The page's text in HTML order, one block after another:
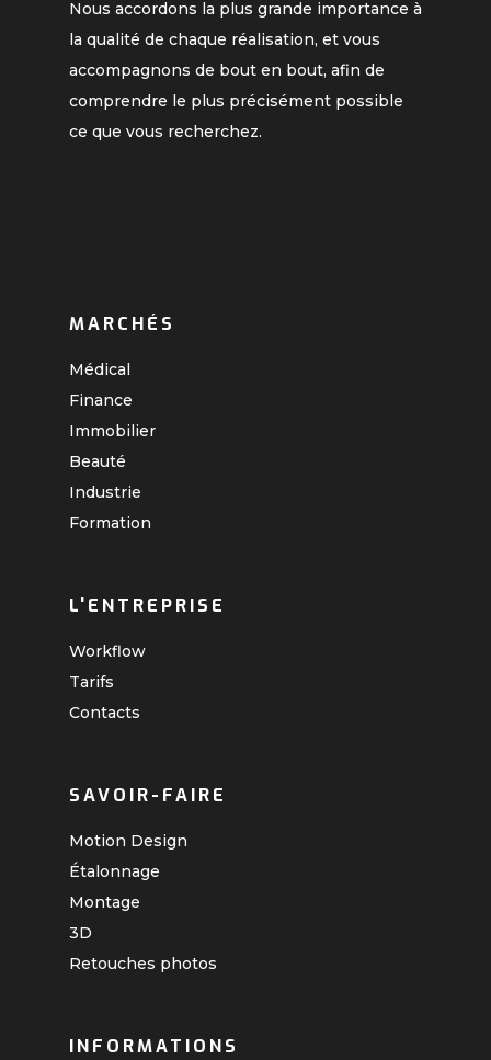
Nous accordons la plus grande importance à
la qualité de chaque réalisation, et vous
accompagnons de bout en bout, afin de
comprendre le plus précisément possible
ce que vous recherchez.
MARCHÉS
Médical
Finance
Immobilier
Beauté
Industrie
Formation
L'ENTREPRISE
Workflow
Tarifs
Contacts
SAVOIR-FAIRE
Motion Design
Étalonnage
Montage
3D
Retouches photos
INFORMATIONS